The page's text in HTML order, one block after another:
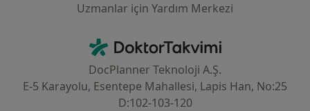
Uzmanlar için Yardım Merkezi
DoktorTakvimi - Ana Sayfa
DocPlanner Teknoloji A.Ş.
E-5 Karayolu, Esentepe Mahallesi, Lapis Han, No:25
D:102-103-120